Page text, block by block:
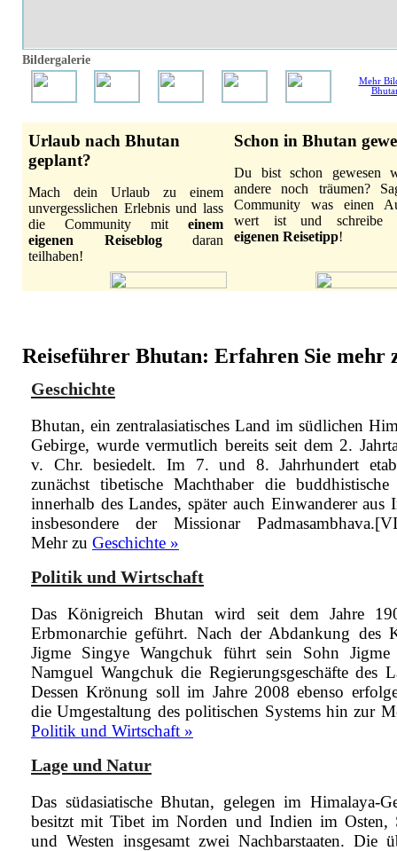
Bildergalerie
Mehr
Urlaub nach Bhutan
geplant?
Mach dein Urlaub zu einem
unvergesslichen Erlebnis und lass
die Community mit einem
eigenen Reiseblogdaran
teilhaben!
Schon in Bhutan
Du bist schon gewesen
andere noch träumen?
Community was einen
wert ist und schreibe
eigenen Reisetipp!
Reiseführer Bhutan: Erfahren Sie mehr
Geschichte
Bhutan, ein zentralasiatisches Land im südlichen
Gebirge, wurde vermutlich bereits seit dem 2.
v. Chr. besiedelt. Im 7. und 8. Jahrhundert
zunächst tibetische Machthaber die buddhistische
innerhalb des Landes, später auch Einwanderer aus
insbesondere der Missionar
Mehr zu Geschichte »
Politik und Wirtschaft
Das Königreich Bhutan wird seit dem Jahre
Erbmonarchie geführt. Nach der Abdankung des
Jigme Singye Wangchuk führt sein Sohn Jigme
Namguel Wangchuk die Regierungsgeschäfte des
Dessen Krönung soll im Jahre 2008 ebenso
die Umgestaltung des politischen Systems hin zur
Politik und Wirtschaft »
Lage und Natur
Das südasiatische Bhutan, gelegen im Himalaya-
besitzt mit Tibet im Norden und Indien im Osten,
und Westen insgesamt zwei Nachbarstaaten. Die